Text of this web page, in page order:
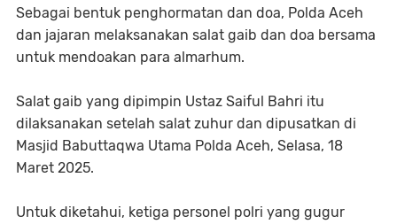
Sebagai bentuk penghormatan dan doa, Polda Aceh
dan jajaran melaksanakan salat gaib dan doa bersama
untuk mendoakan para almarhum.
Salat gaib yang dipimpin Ustaz Saiful Bahri itu
dilaksanakan setelah salat zuhur dan dipusatkan di
Masjid Babuttaqwa Utama Polda Aceh, Selasa, 18
Maret 2025.
Untuk diketahui, ketiga personel polri yang gugur